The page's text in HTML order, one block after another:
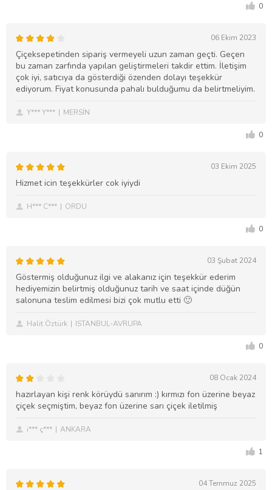
0
06 Ekim 2023
Çiçeksepetinden sipariş vermeyeli uzun zaman geçti. Geçen
bu zaman zarfında yapılan geliştirmeleri takdir ettim. İletişim
çok iyi, satıcıya da gösterdiği özenden dolayı teşekkür
ediyorum. Fiyat konusunda pahalı bulduğumu da belirtmeliyim.
Y*** Y*** MERSİN
0
03 Ekim 2025
Hizmet icin teşekkürler cok iyiydi
H*** C*** ORDU
0
03 Şubat 2024
Göstermiş olduğunuz ilgi ve alakanız için teşekkür ederim
hediyemizin belirtmiş olduğunuz tarih ve saat içinde düğün
salonuna teslim edilmesi bizi çok mutlu etti 🙂
Halit Öztürk ISTANBUL-AVRUPA
0
08 Ocak 2024
hazırlayan kişi renk körüydü sanırım :) kırmızı fon üzerine beyaz
çiçek seçmiştim, beyaz fon üzerine sarı çiçek iletilmiş
i*** ç*** ANKARA
1
04 Temmuz 2025